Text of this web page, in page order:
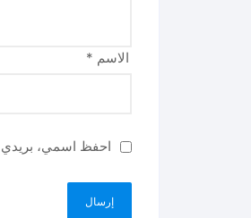
الاسم *
احفظ اسمي، بريدي